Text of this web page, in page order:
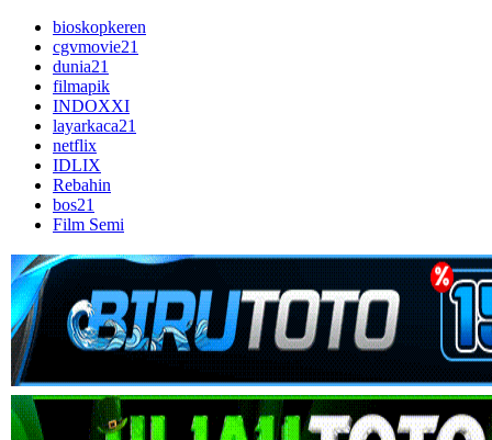
bioskopkeren
cgvmovie21
dunia21
filmapik
INDOXXI
layarkaca21
netflix
IDLIX
Rebahin
bos21
Film Semi